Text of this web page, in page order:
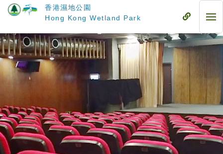
要
內
容
香港濕地公園
Hong Kong Wetland Park
流
式
目
錄
流
動
式